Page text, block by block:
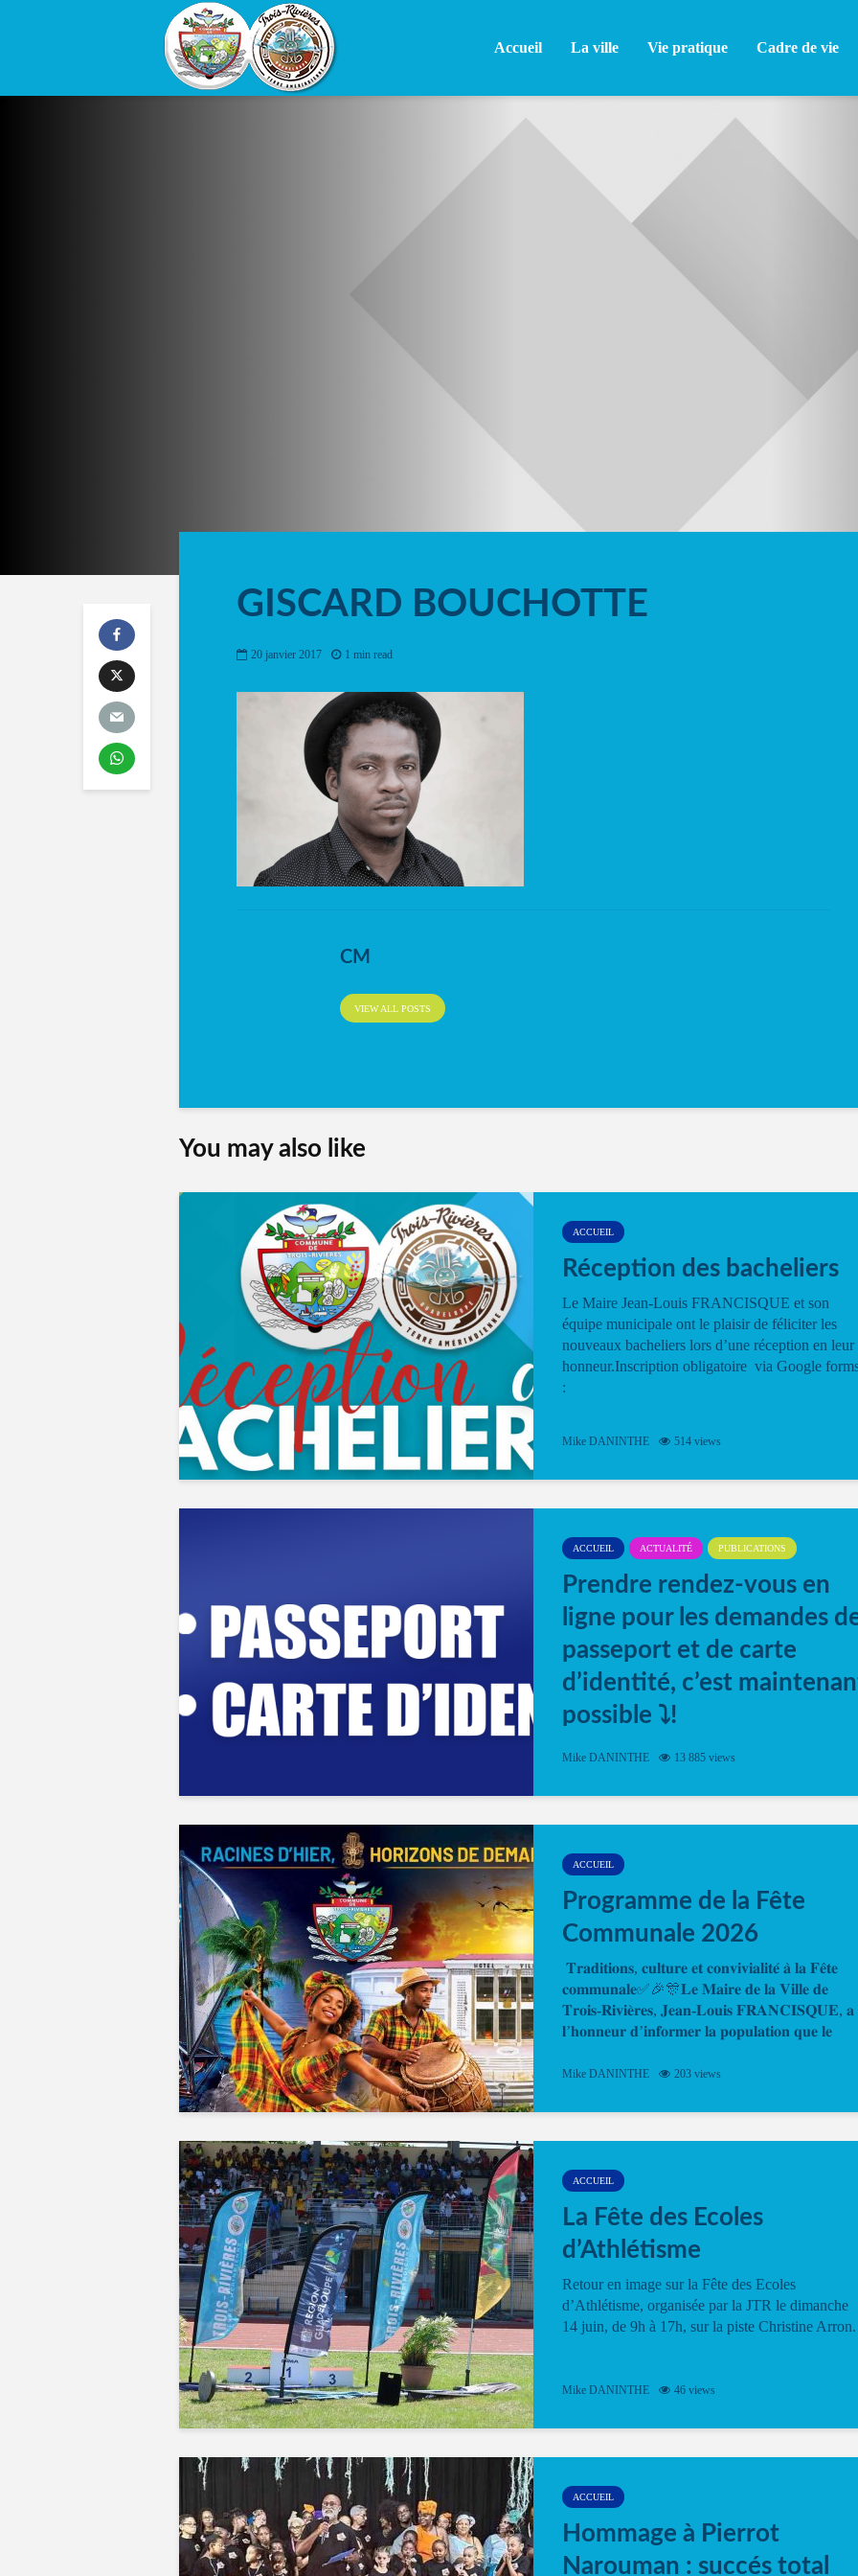
Accueil La ville Vie pratique Cadre de vie
GISCARD BOUCHOTTE
20 janvier 2017 1 min read
CM
VIEW ALL POSTS
You may also like
ACCUEIL
Réception des bacheliers
Le Maire Jean-Louis FRANCISQUE et son
équipe municipale ont le plaisir de féliciter les
nouveaux bacheliers lors d’une réception en leur
honneur.Inscription obligatoire via Google
:
Mike DANINTHE 514 views
ACCUEIL ACTUALITÉ PUBLICATIONS
Prendre rendez-vous en
ligne pour les demandes
passeport et de carte
d’identité, c’est
possible ⤵️!
Désormais, il est possible de prendre rendez-vous
Mike DANINTHE 13 885 views
ACCUEIL
Programme de la Fête
Communale 2026
𝐓𝐫𝐚𝐝𝐢𝐭𝐢𝐨𝐧𝐬, 𝐜𝐮𝐥𝐭𝐮𝐫𝐞 𝐞𝐭 𝐜𝐨𝐧𝐯𝐢𝐯𝐢𝐚𝐥𝐢𝐭𝐞́ 𝐚̀ 𝐥𝐚 𝐅𝐞̂𝐭𝐞
𝐜𝐨𝐦𝐦𝐮𝐧𝐚𝐥𝐞✅🎉🎊𝐋𝐞 𝐌𝐚𝐢𝐫𝐞 𝐝𝐞 𝐥𝐚 𝐕𝐢𝐥𝐥𝐞 𝐝𝐞
𝐓𝐫𝐨𝐢𝐬-𝐑𝐢𝐯𝐢𝐞̀𝐫𝐞𝐬, 𝐉𝐞𝐚𝐧-𝐋𝐨𝐮𝐢𝐬 𝐅𝐑𝐀𝐍𝐂𝐈𝐒𝐐𝐔𝐄, 𝐚
𝐥’𝐡𝐨𝐧𝐧𝐞𝐮𝐫 𝐝’𝐢𝐧𝐟𝐨𝐫𝐦𝐞𝐫 𝐥𝐚 𝐩𝐨𝐩𝐮𝐥𝐚𝐭𝐢𝐨𝐧 𝐪𝐮𝐞 𝐥𝐞
Mike DANINTHE 203 views
ACCUEIL
La Fête des Ecoles
d’Athlétisme
Retour en image sur la Fête des Ecoles
d’Athlétisme, organisée par la JTR le dimanche
14 juin, de 9h à 17h, sur la piste Christine Arron.
Mike DANINTHE 46 views
ACCUEIL
Hommage à Pierrot
Narouman : succés total